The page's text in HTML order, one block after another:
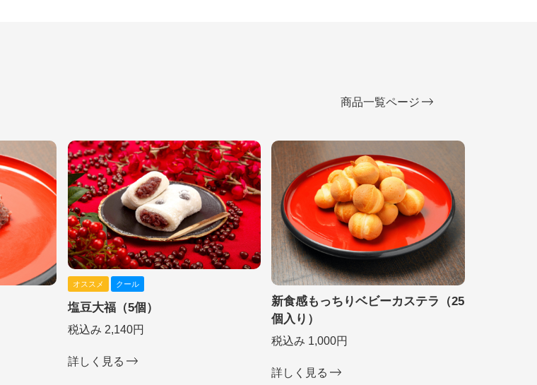
オススメ クール
塩豆大福（5個）
税込み 2,140円
詳しく見る
新食感もっちりベビーカステラ（25
個入り）
税込み 1,000円
詳しく見る
商品一覧ページ